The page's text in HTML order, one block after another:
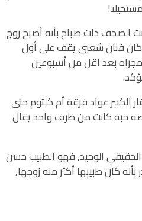
الصحف ذات صباح بأنه أصبح زوج
فنان شعبي يقف على أول
بعد اقل من أسبوعين
عواد فرقة أم كلثوم حتى
حبه كانت من طرف واحد يقال
الوحيد, فهو الطبيب حسن
كان طبيبها أكثر منه زوجها,